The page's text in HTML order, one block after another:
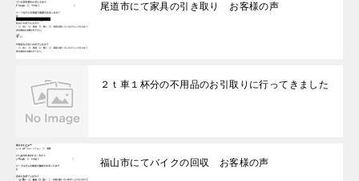
尾道市にて家具の引き取り お客様の声
２ｔ車１杯分の不用品のお引取りに行ってきました
福山市にてバイクの回収 お客様の声